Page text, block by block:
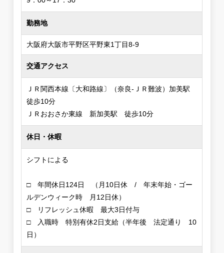
勤務地
大阪府大阪市平野区平野東1丁目8-9
交通アクセス
ＪＲ関西本線〔大和路線〕（奈良-ＪＲ難波）加美駅
徒歩10分
ＪＲおおさか東線 新加美駅 徒歩10分
休日・休暇
シフトによる
□ 年間休日124日 （月10日休 / 年末年始・ゴー
ルデンウィーク時 月12日休）
□ リフレッシュ休暇 最大3日付与
□ 入職時 特別有休2日支給（半年後 法定通り 10
日）